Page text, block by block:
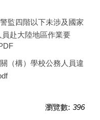
監四階以下未涉及國家
赴大陸地區作業要
（構）學校公務人員違
瀏覽數: 396